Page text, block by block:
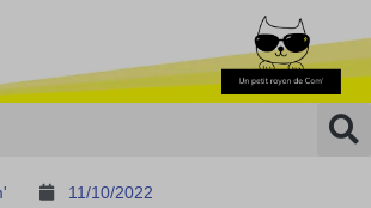
11/10/2022